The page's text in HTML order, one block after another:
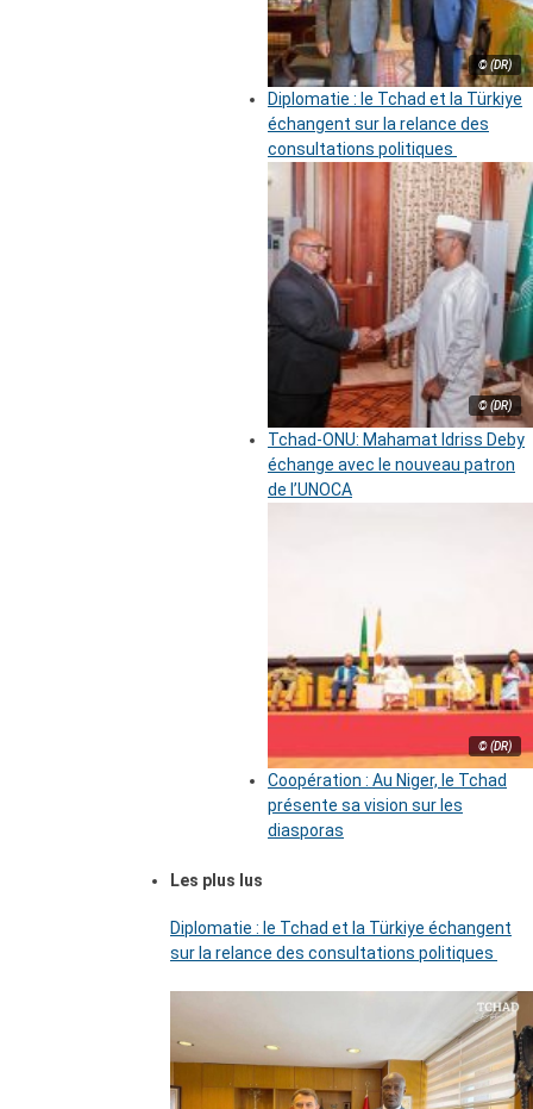
© (DR)
Diplomatie : le Tchad et la Türkiye
échangent sur la relance des
consultations politiques
© (DR)
Tchad-ONU: Mahamat Idriss Deby
échange avec le nouveau patron
de l’UNOCA
© (DR)
Coopération : Au Niger, le Tchad
présente sa vision sur les
diasporas
Les plus lus
Diplomatie : le Tchad et la Türkiye échangent
sur la relance des consultations politiques